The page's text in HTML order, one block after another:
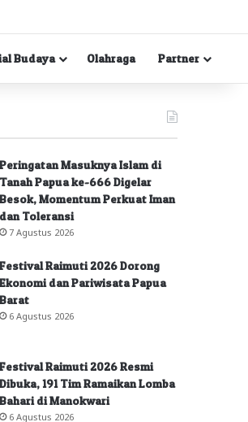
Budaya Olahraga Partner
Peringatan Masuknya Islam di
Tanah Papua ke-666 Digelar
Besok, Momentum Perkuat Iman
dan Toleransi
7 Agustus 2026
Festival Raimuti 2026 Dorong
Ekonomi dan Pariwisata Papua
Barat
6 Agustus 2026
Festival Raimuti 2026 Resmi
Dibuka, 191 Tim Ramaikan Lomba
Bahari di Manokwari
6 Agustus 2026